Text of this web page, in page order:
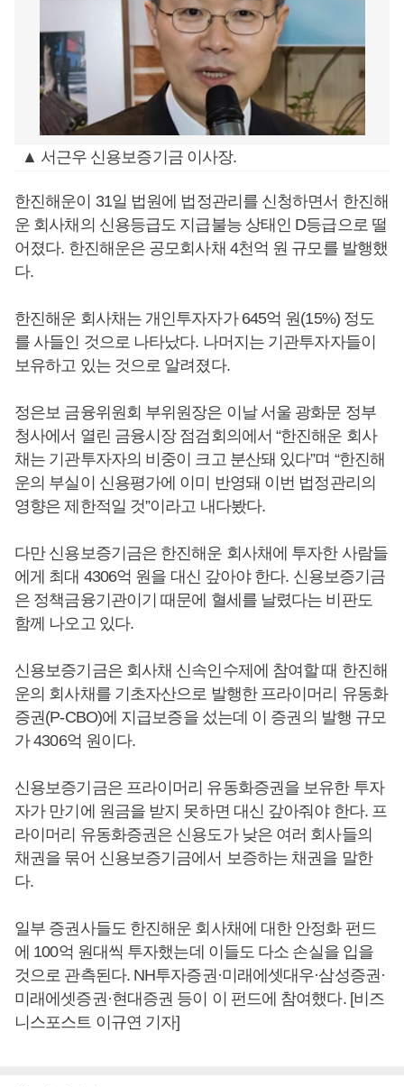
▲ 서근우 신용보증기금 이사장.
한진해운이 31일 법원에 법정관리를 신청하면서 한진해
운 회사채의 신용등급도 지급불능 상태인 D등급으로 떨
어졌다. 한진해운은 공모회사채 4천억 원 규모를 발행했
다.
한진해운 회사채는 개인투자자가 645억 원(15%) 정도
를 사들인 것으로 나타났다. 나머지는 기관투자자들이
보유하고 있는 것으로 알려졌다.
정은보 금융위원회 부위원장은 이날 서울 광화문 정부
청사에서 열린 금융시장 점검회의에서 “한진해운 회사
채는 기관투자자의 비중이 크고 분산돼 있다”며 “한진해
운의 부실이 신용평가에 이미 반영돼 이번 법정관리의
영향은 제한적일 것”이라고 내다봤다.
다만 신용보증기금은 한진해운 회사채에 투자한 사람들
에게 최대 4306억 원을 대신 갚아야 한다. 신용보증기금
은 정책금융기관이기 때문에 혈세를 날렸다는 비판도
함께 나오고 있다.
신용보증기금은 회사채 신속인수제에 참여할 때 한진해
운의 회사채를 기초자산으로 발행한 프라이머리 유동화
증권(P-CBO)에 지급보증을 섰는데 이 증권의 발행 규모
가 4306억 원이다.
신용보증기금은 프라이머리 유동화증권을 보유한 투자
자가 만기에 원금을 받지 못하면 대신 갚아줘야 한다. 프
라이머리 유동화증권은 신용도가 낮은 여러 회사들의
채권을 묶어 신용보증기금에서 보증하는 채권을 말한
다.
일부 증권사들도 한진해운 회사채에 대한 안정화 펀드
에 100억 원대씩 투자했는데 이들도 다소 손실을 입을
것으로 관측된다. NH투자증권·미래에셋대우·삼성증권·
미래에셋증권·현대증권 등이 이 펀드에 참여했다. [비즈
니스포스트 이규연 기자]